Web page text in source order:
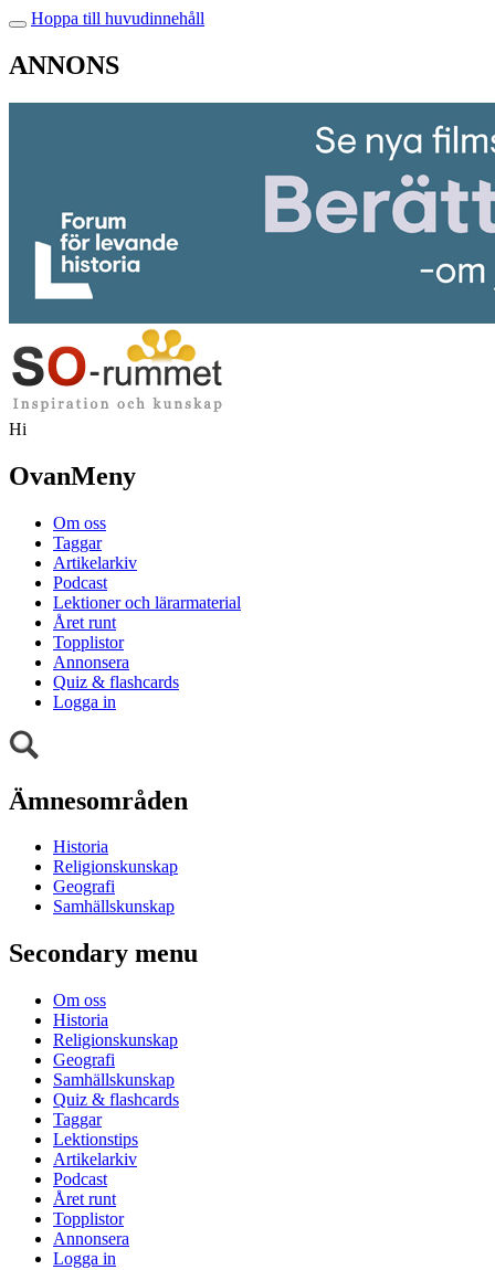
Hoppa till huvudinnehåll
ANNONS
Hi
OvanMeny
Om oss
Taggar
Artikelarkiv
Podcast
Lektioner och lärarmaterial
Året runt
Topplistor
Annonsera
Quiz & flashcards
Logga in
Ämnesområden
Historia
Religionskunskap
Geografi
Samhällskunskap
Secondary menu
Om oss
Historia
Religionskunskap
Geografi
Samhällskunskap
Quiz & flashcards
Taggar
Lektionstips
Artikelarkiv
Podcast
Året runt
Topplistor
Annonsera
Logga in